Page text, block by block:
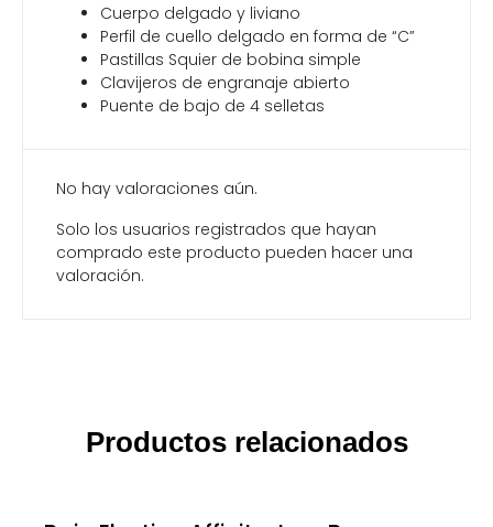
Cuerpo delgado y liviano
Perfil de cuello delgado en forma de “C”
Pastillas Squier de bobina simple
Clavijeros de engranaje abierto
Puente de bajo de 4 selletas
No hay valoraciones aún.
Solo los usuarios registrados que hayan
comprado este producto pueden hacer una
valoración.
Productos relacionados